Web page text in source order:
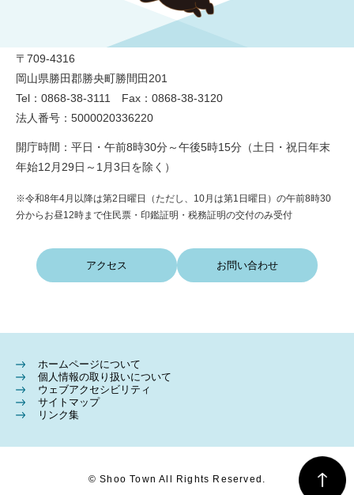
〒709-4316
岡山県勝田郡勝央町勝間田201
Tel：0868-38-3111 Fax：0868-38-3120
法人番号：5000020336220
開庁時間：平日・午前8時30分～午後5時15分（土日・祝日年末
年始12月29日～1月3日を除く）
※令和8年4月以降は第2日曜日（ただし、10月は第1日曜日）の午前8時30
分からお昼12時まで住民票・印鑑証明・税務証明の交付のみ受付
アクセス お問い合わせ
ホームページについて
個人情報の取り扱いについて
ウェブアクセシビリティ
サイトマップ
リンク集
© Shoo Town All Rights Reserved.